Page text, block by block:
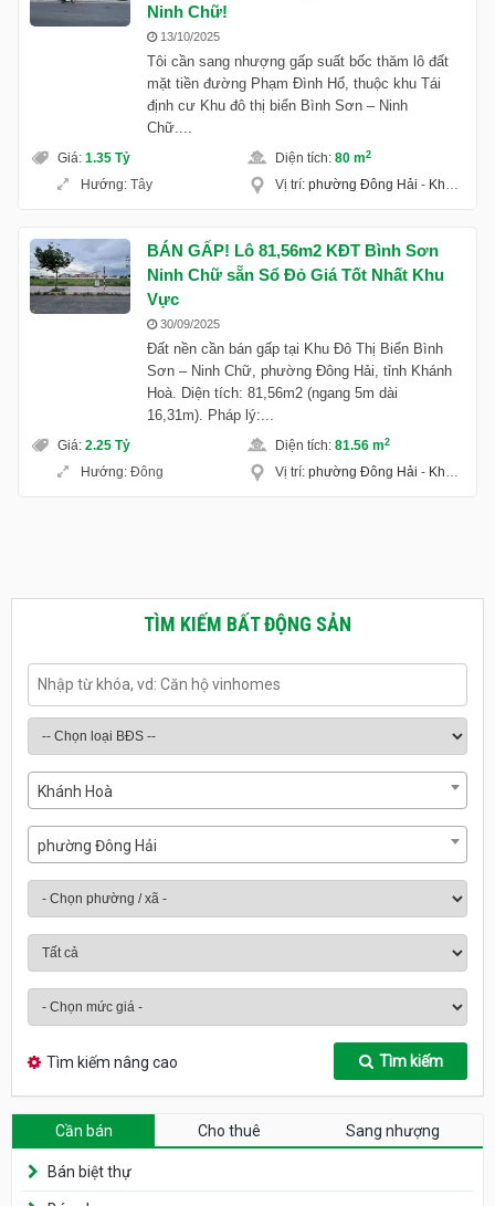
Ninh Chữ!
13/10/2025
Tôi cần sang nhượng gấp suất bốc thăm lô đất
mặt tiền đường Phạm Đình Hổ, thuộc khu Tái
định cư Khu đô thị biển Bình Sơn – Ninh
Chữ....
Giá: 1.35 Tỷ Diện tích: 80 m2
Hướng: Tây Vị trí: phường Đông Hải - Khánh Hoà
BÁN GẤP! Lô 81,56m2 KĐT Bình Sơn
Ninh Chữ sẵn Sổ Đỏ Giá Tốt Nhất Khu
Vực
30/09/2025
Đất nền cần bán gấp tại Khu Đô Thị Biển Bình
Sơn – Ninh Chữ, phường Đông Hải, tỉnh Khánh
Hoà. Diện tích: 81,56m2 (ngang 5m dài
16,31m). Pháp lý:...
Giá: 2.25 Tỷ Diện tích: 81.56 m2
Hướng: Đông Vị trí: phường Đông Hải - Khánh Hoà
TÌM KIẾM BẤT ĐỘNG SẢN
Khánh Hoà
phường Đông Hải
Tìm kiếm nâng cao Tìm kiếm
Cần bán Cho thuê Sang nhượng
Bán biệt thự